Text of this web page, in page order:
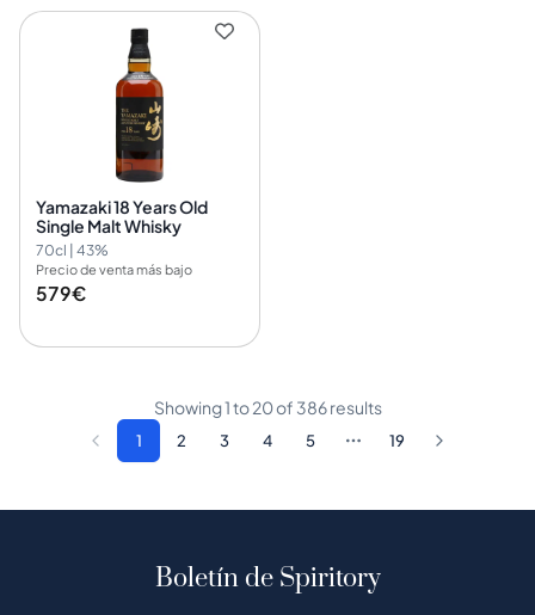
Yamazaki 18 Years Old
Single Malt Whisky
70cl | 43%
Precio de venta más bajo
579€
Showing1to20of 386results
1 2 3 4 5 19
Boletín de Spiritory